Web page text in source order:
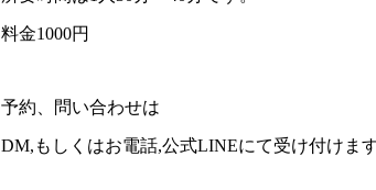
料金1000円
予約、問い合わせは
DM,もしくはお電話,公式LINEにて受け付けます